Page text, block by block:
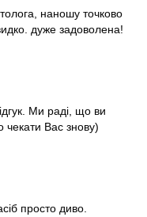
наношу точково
дуже задоволена!
Ми раді, що ви
Вас знову)
просто диво.